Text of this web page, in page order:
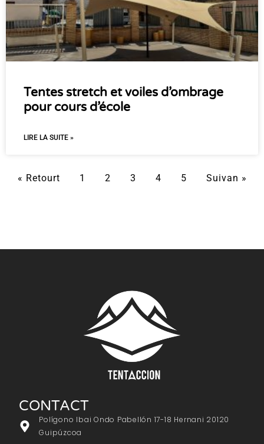
Tentes stretch et voiles d’ombrage
pour cours d’école
LIRE LA SUITE »
« Retourt 1 2 3 4 5 Suivan »
CONTACT
Polígono Ibai Ondo Pabellón 17-18 Hernani 20120
Guipúzcoa